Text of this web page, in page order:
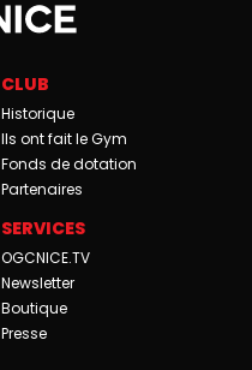
CLUB
Historique
Ils ont fait le Gym
Fonds de dotation
Partenaires
SERVICES
OGCNICE.TV
Newsletter
Boutique
Presse